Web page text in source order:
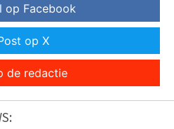
op Facebook
op X
de redactie